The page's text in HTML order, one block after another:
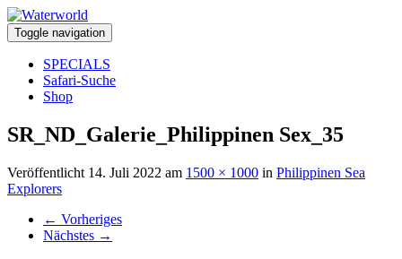
Toggle navigation
SPECIALS
Safari-Suche
Shop
SR_ND_Galerie_Philippinen Sex_35
Veröffentlicht 14. Juli 2022 am 1500 × 1000 in Philippinen Sea
Explorers
← Vorheriges
Nächstes →